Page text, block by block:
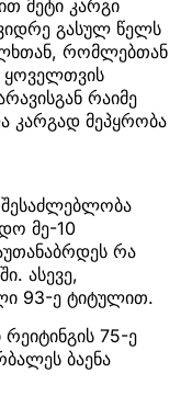
მეტი კარგი
გასულ წელს
რომლებთან
ყოველთვის
რაიმე
კარგად მეპყრობა
მე-10
რა
ასევე,
93-ე ტიტულით.
75-ე
ბაენა